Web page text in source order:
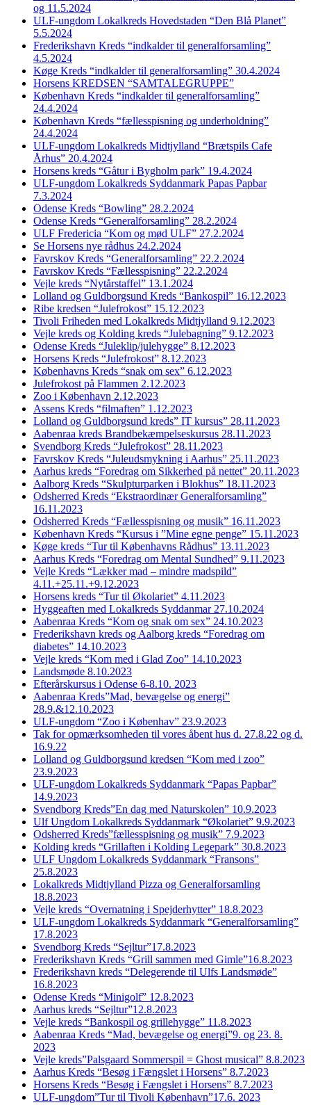
og 11.5.2024
ULF-ungdom Lokalkreds Hovedstaden “Den Blå Planet”
5.5.2024
Frederikshavn Kreds “indkalder til generalforsamling”
4.5.2024
Køge Kreds “indkalder til generalforsamling” 30.4.2024
Horsens KREDSEN “SAMTALEGRUPPE”
København Kreds “indkalder til generalforsamling”
24.4.2024
København Kreds “fællesspisning og underholdning”
24.4.2024
ULF-ungdom Lokalkreds Midtjylland “Brætspils Cafe
Århus” 20.4.2024
Horsens kreds “Gåtur i Bygholm park” 19.4.2024
ULF-ungdom Lokalkreds Syddanmark Papas Papbar
7.3.2024
Odense Kreds “Bowling” 28.2.2024
Odense Kreds “Generalforsamling” 28.2.2024
ULF Fredericia “Kom og mød ULF” 27.2.2024
Se Horsens nye rådhus 24.2.2024
Favrskov Kreds “Generalforsamling” 22.2.2024
Favrskov Kreds “Fællesspisning” 22.2.2024
Vejle kreds “Nytårstaffel” 13.1.2024
Lolland og Guldborgsund Kreds “Bankospil” 16.12.2023
Ribe kredsen “Julefrokost” 15.12.2023
Tivoli Friheden med Lokalkreds Midtjylland 9.12.2023
Vejle kreds og Kolding kreds “Julebagning” 9.12.2023
Odense Kreds “Juleklip/julehygge” 8.12.2023
Horsens Kreds “Julefrokost” 8.12.2023
Københavns Kreds “snak om sex” 6.12.2023
Julefrokost på Flammen 2.12.2023
Zoo i København 2.12.2023
Assens Kreds “filmaften” 1.12.2023
Lolland og Guldborgsund kreds” IT kursus” 28.11.2023
Aabenraa kreds Brandbekæmpelseskursus 28.11.2023
Svendborg Kreds “Julefrokost” 28.11.2023
Favrskov Kreds “Juleudsmykning i Aarhus” 25.11.2023
Aarhus kreds “Foredrag om Sikkerhed på nettet” 20.11.2023
Aalborg Kreds “Skulpturparken i Blokhus” 18.11.2023
Odsherred Kreds “Ekstraordinær Generalforsamling”
16.11.2023
Odsherred Kreds “Fællesspisning og musik” 16.11.2023
København Kreds “Kursus i ”Mine egne penge” 15.11.2023
Køge kreds “Tur til Københavns Rådhus” 13.11.2023
Aarhus Kreds “Foredrag om Mental Sundhed” 9.11.2023
Vejle Kreds “Lækker mad – mindre madspild”
4.11.+25.11.+9.12.2023
Horsens kreds “Tur til Økolariet” 4.11.2023
Hyggeaften med Lokalkreds Syddanmar 27.10.2024
Aabenraa Kreds “Kom og snak om sex” 24.10.2023
Frederikshavn kreds og Aalborg kreds “Foredrag om
diabetes” 14.10.2023
Vejle kreds “Kom med i Glad Zoo” 14.10.2023
Landsmøde 8.10.2023
Efterårskursus i Odense 6-8.10. 2023
Aabenraa Kreds”Mad, bevægelse og energi”
28.9.&12.10.2023
ULF-ungdom “Zoo i Københav” 23.9.2023
Tak for opmærksomheden til vores åbent hus d. 27.8.22 og d.
16.9.22
Lolland og Guldborgsund kredsen “Kom med i zoo”
23.9.2023
ULF-ungdom Lokalkreds Syddanmark “Papas Papbar”
14.9.2023
Svendborg Kreds”En dag med Naturskolen” 10.9.2023
Ulf Ungdom Lokalkreds Syddanmark “Økolariet” 9.9.2023
Odsherred Kreds”fællesspisning og musik” 7.9.2023
Kolding kreds “Grillaften i Kolding Legepark” 30.8.2023
ULF Ungdom Lokalkreds Syddanmark “Fransons”
25.8.2023
Lokalkreds Midtjylland Pizza og Generalforsamling
18.8.2023
Vejle kreds “Overnatning i Spejderhytter” 18.8.2023
ULF-ungdom Lokalkreds Syddanmark “Generalforsamling”
17.8.2023
Svendborg Kreds “Sejltur”17.8.2023
Frederikshavn Kreds “Grill sammen med Gimle”16.8.2023
Frederikshavn kreds “Delegerende til Ulfs Landsmøde”
16.8.2023
Odense Kreds “Minigolf” 12.8.2023
Aarhus kreds “Sejltur”12.8.2023
Vejle kreds “Bankospil og grillehygge” 11.8.2023
Aabenraa Kreds “Mad, bevægelse og energi”9. og 23. 8.
2023
Vejle kreds”Palsgaard Sommerspil = Ghost musical” 8.8.2023
Aarhus Kreds “Besøg i Fængslet i Horsens” 8.7.2023
Horsens Kreds “Besøg i Fængslet i Horsens” 8.7.2023
ULF-ungdom”Tur til Tivoli København”17.6. 2023